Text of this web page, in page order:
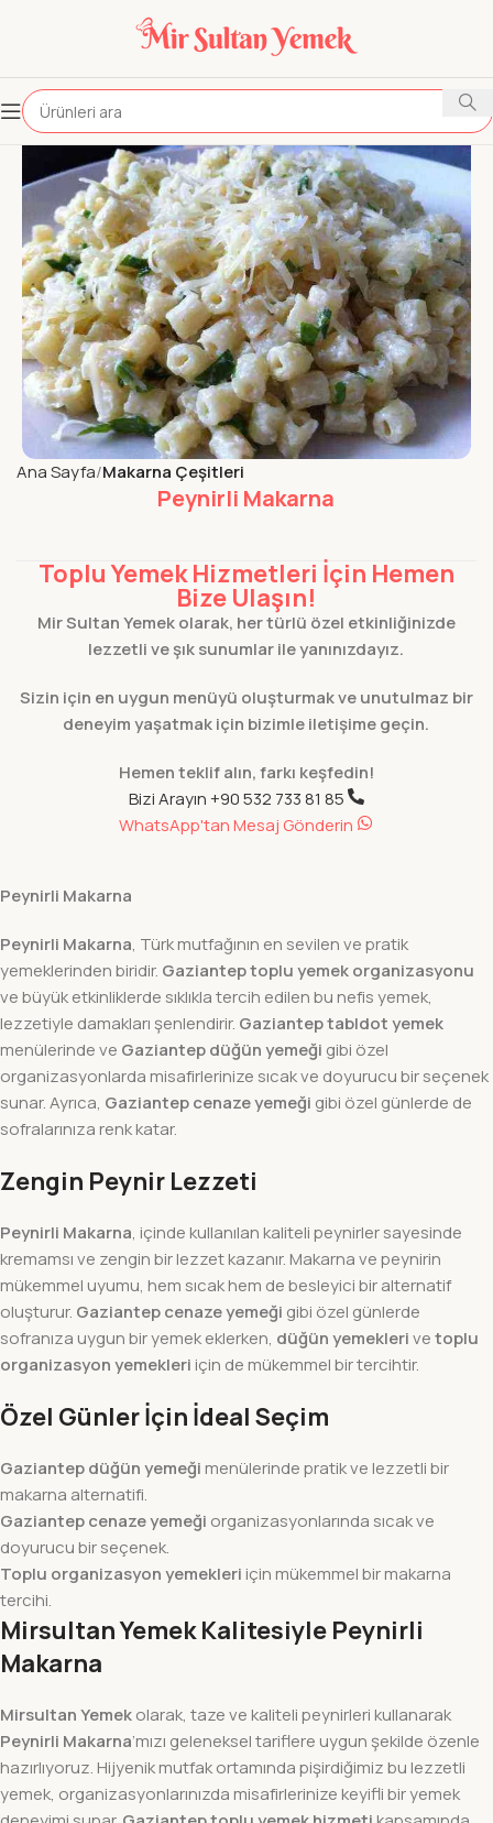
Ana Sayfa Makarna Çeşitleri
Peynirli Makarna
Toplu Yemek Hizmetleri İçin Hemen
Bize Ulaşın!
Mir Sultan Yemek olarak, her türlü özel etkinliğinizde
lezzetli ve şık sunumlar ile yanınızdayız.
Sizin için en uygun menüyü oluşturmak ve unutulmaz bir
deneyim yaşatmak için bizimle iletişime geçin.
Hemen teklif alın, farkı keşfedin!
Bizi Arayın +90 532 733 81 85
WhatsApp'tan Mesaj Gönderin
Peynirli Makarna
Peynirli Makarna, Türk mutfağının en sevilen ve pratik
yemeklerinden biridir. Gaziantep toplu yemek organizasyonu
ve büyük etkinliklerde sıklıkla tercih edilen bu nefis yemek,
lezzetiyle damakları şenlendirir. Gaziantep tabldot yemek
menülerinde ve Gaziantep düğün yemeği gibi özel
organizasyonlarda misafirlerinize sıcak ve doyurucu bir seçenek
sunar. Ayrıca, Gaziantep cenaze yemeği gibi özel günlerde de
sofralarınıza renk katar.
Zengin Peynir Lezzeti
Peynirli Makarna, içinde kullanılan kaliteli peynirler sayesinde
kremamsı ve zengin bir lezzet kazanır. Makarna ve peynirin
mükemmel uyumu, hem sıcak hem de besleyici bir alternatif
oluşturur. Gaziantep cenaze yemeği gibi özel günlerde
sofranıza uygun bir yemek eklerken, düğün yemeklerivetoplu
organizasyon yemekleri için de mükemmel bir tercihtir.
Özel Günler İçin İdeal Seçim
Gaziantep düğün yemeği menülerinde pratik ve lezzetli bir
makarna alternatifi.
Gaziantep cenaze yemeği organizasyonlarında sıcak ve
doyurucu bir seçenek.
Toplu organizasyon yemekleri için mükemmel bir makarna
tercihi.
Mirsultan Yemek Kalitesiyle Peynirli
Makarna
Mirsultan Yemekolarak, taze ve kaliteli peynirleri kullanarak
Peynirli Makarna’mızı geleneksel tariflere uygun şekilde özenle
hazırlıyoruz. Hijyenik mutfak ortamında pişirdiğimiz bu lezzetli
yemek, organizasyonlarınızda misafirlerinize keyifli bir yemek